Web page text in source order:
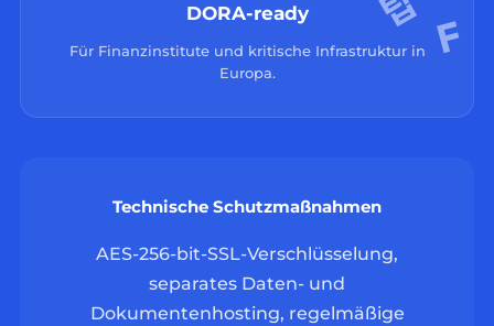
DORA-ready
Für Finanzinstitute und kritische Infrastruktur in
Europa.
Technische Schutzmaßnahmen
AES-256-bit-SSL-Verschlüsselung,
separates Daten- und
Dokumentenhosting, regelmäßige